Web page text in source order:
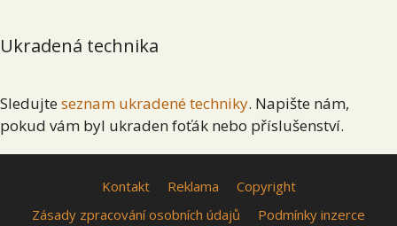
Ukradená technika
Sledujte seznam ukradené techniky. Napište nám,
pokud vám byl ukraden foťák nebo příslušenství.
Kontakt Reklama
Copyright
Zásady zpracování osobních údajů
Podmínky inzerce